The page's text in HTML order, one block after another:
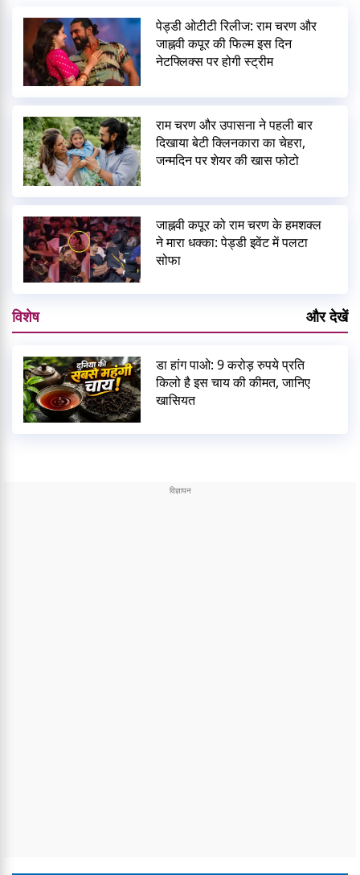
पेड्डी ओटीटी रिलीज: राम चरण और
जाह्नवी कपूर की फिल्म इस दिन
नेटफ्लिक्स पर होगी स्ट्रीम
राम चरण और उपासना ने पहली बार
दिखाया बेटी क्लिनकारा का चेहरा,
जन्मदिन पर शेयर की खास फोटो
जाह्नवी कपूर को राम चरण के हमशक्ल
ने मारा धक्का: पेड्डी इवेंट में पलटा
सोफा
विशेष और देखें
डा हांग पाओ: 9 करोड़ रुपये प्रति
किलो है इस चाय की कीमत, जानिए
खासियत